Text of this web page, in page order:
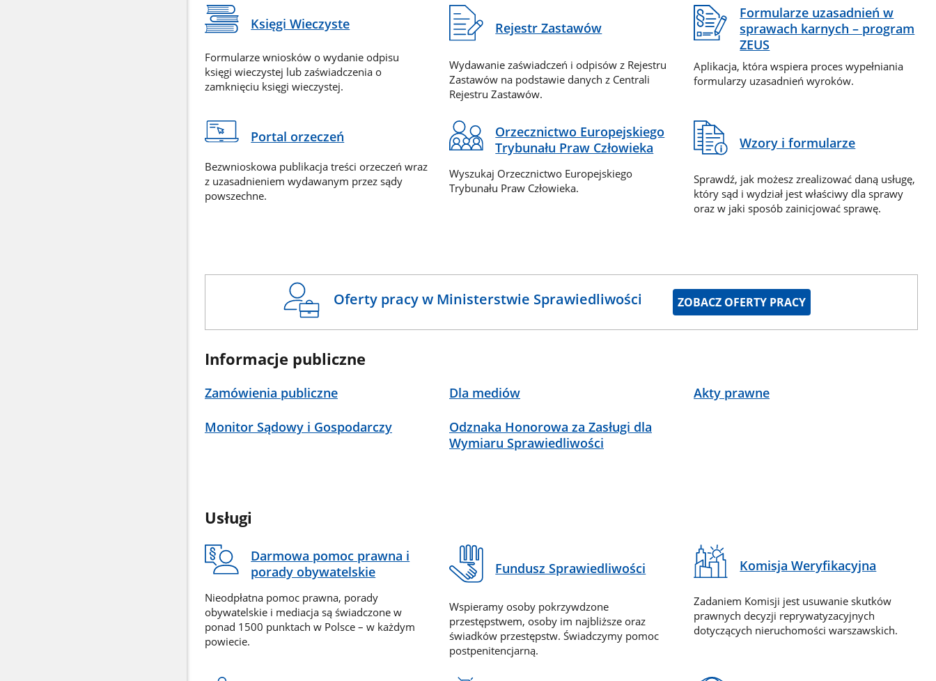
Księgi Wieczyste
Formularze wniosków o wydanie odpisu
księgi wieczystej lub zaświadczenia o
zamknięciu księgi wieczystej.
Rejestr Zastawów
Wydawanie zaświadczeń i odpisów z Rejestru
Zastawów na podstawie danych z Centrali
Rejestru Zastawów.
Formularze uzasadnień w
sprawach karnych – program
ZEUS
Aplikacja, która wspiera proces wypełniania
formularzy uzasadnień wyroków.
Portal orzeczeń
Bezwnioskowa publikacja treści orzeczeń wraz
z uzasadnieniem wydawanym przez sądy
powszechne.
Orzecznictwo Europejskiego
Trybunału Praw Człowieka
Wyszukaj Orzecznictwo Europejskiego
Trybunału Praw Człowieka.
Wzory i formularze
Sprawdź, jak możesz zrealizować daną usługę,
który sąd i wydział jest właściwy dla sprawy
oraz w jaki sposób zainicjować sprawę.
Oferty pracy w Ministerstwie Sprawiedliwości ZOBACZ OFERTY PRACY
Informacje publiczne
Zamówienia publiczne Dla mediów Akty prawne
Monitor Sądowy i Gospodarczy
Odznaka Honorowa za Zasługi dla
Wymiaru Sprawiedliwości
Usługi
Darmowa pomoc prawna i
porady obywatelskie
Nieodpłatna pomoc prawna, porady
obywatelskie i mediacja są świadczone w
ponad 1500 punktach w Polsce – w każdym
powiecie.
Fundusz Sprawiedliwości
Wspieramy osoby pokrzywdzone
przestępstwem, osoby im najbliższe oraz
świadków przestępstw. Świadczymy pomoc
postpenitencjarną.
Komisja Weryfikacyjna
Zadaniem Komisji jest usuwanie skutków
prawnych decyzji reprywatyzacyjnych
dotyczących nieruchomości warszawskich.